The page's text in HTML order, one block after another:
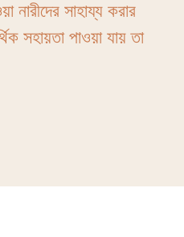
নারীদের সাহায্য করার
সহায়তা পাওয়া যায় তা